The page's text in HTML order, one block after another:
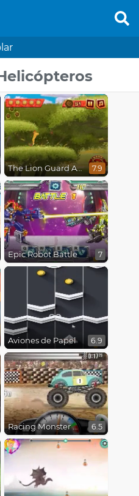
The Lion Guard Assemble 7.9
Epic Robot Battle 7
Aviones de Papel 6.9
Racing Monster Trucks 6.5